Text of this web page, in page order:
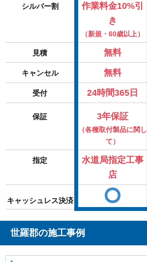
シルバー割
作業料金10%引
き
（新規・60歳以上）
見積 無料
キャンセル 無料
受付 24時間365日
保証 3年保証
（各種取付製品に関し
て）
指定
水道局指定工事
店
キャッシュレス決済
世羅郡の施工事例